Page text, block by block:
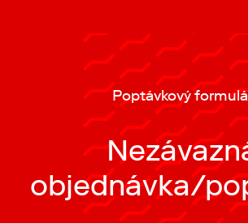
Poptávkový
objednávka/